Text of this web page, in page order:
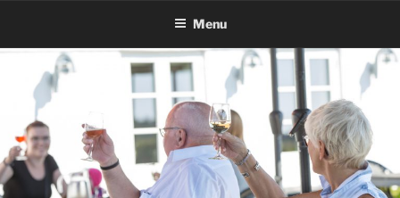
indhold
Menu